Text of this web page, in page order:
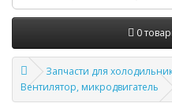
0
Запчасти для
Вентилятор, микродвигатель